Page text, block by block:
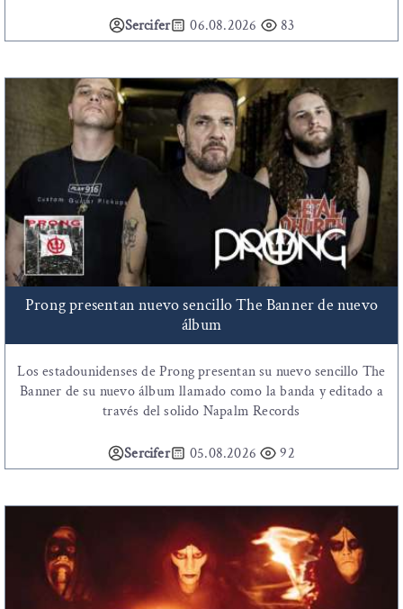
Sercifer 06.08.2026 83
Prong presentan nuevo sencillo The Banner de nuevo
álbum
Los estadounidenses de Prong presentan su nuevo sencillo The
Banner de su nuevo álbum llamado como la banda y editado a
través del solido Napalm Records
Sercifer 05.08.2026 92